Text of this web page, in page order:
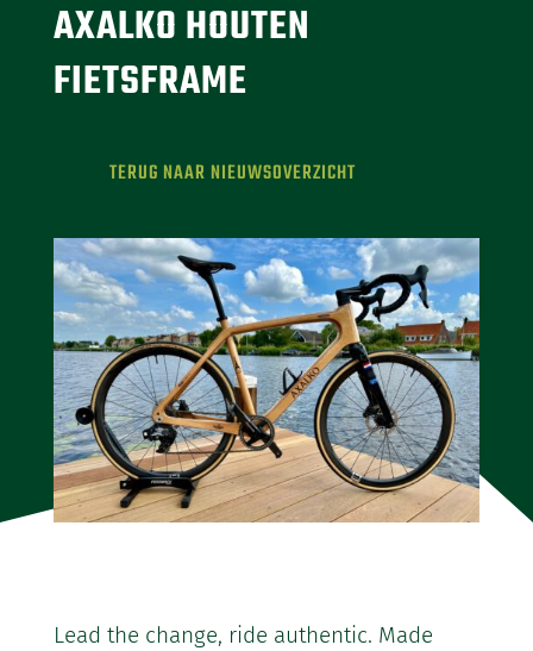
AXALKO HOUTEN
FIETSFRAME
TERUG NAAR NIEUWSOVERZICHT
Lead the change, ride authentic. Made